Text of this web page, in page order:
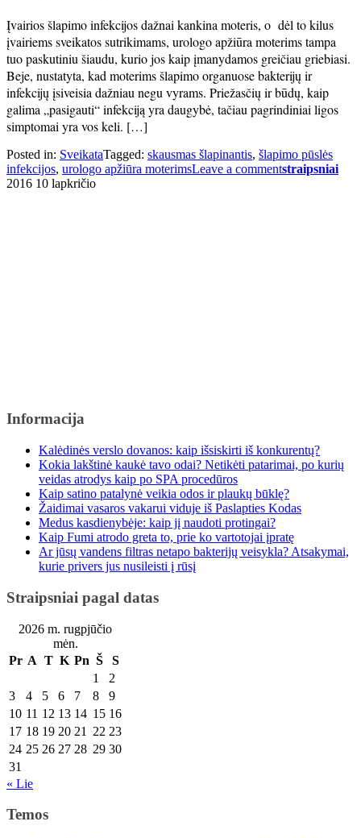
Įvairios šlapimo infekcijos dažnai kankina moteris, o dėl to kilus
įvairiems sveikatos sutrikimams, urologo apžiūra moterims tampa
tuo paskutiniu šiaudu, kurio jos kaip įmanydamos greičiau griebiasi.
Beje, nustatyta, kad moterims šlapimo organuose bakterijų ir
infekcijų įsiveisia dažniau negu vyrams. Priežasčių ir būdų, kaip
galima „pasigauti“ infekciją yra daugybė, tačiau pagrindiniai ligos
simptomai yra vos keli. […]
Posted in: SveikataTagged: skausmas šlapinantis, šlapimo pūslės
infekcijos, urologo apžiūra moterimsLeave a commentstraipsniai
2016 10 lapkričio
Informacija
Kalėdinės verslo dovanos: kaip išsiskirti iš konkurentų?
Kokia lakštinė kaukė tavo odai? Netikėti patarimai, po kurių
veidas atrodys kaip po SPA procedūros
Kaip satino patalynė veikia odos ir plaukų būklę?
Žaidimai vasaros vakarui viduje iš Paslapties Kodas
Medus kasdienybėje: kaip jį naudoti protingai?
Kaip Fumi atrodo greta to, prie ko vartotojai įpratę
Ar jūsų vandens filtras netapo bakterijų veisykla? Atsakymai,
kurie privers jus nusileisti į rūsį
Straipsniai pagal datas
2026 m. rugpjūčio
mėn.
Pr A T K Pn Š
S
1
2
3
4 5 6 7 8
9
10 11 12 13 14 15 16
17 18 19 20 21 22 23
24 25 26 27 28 29 30
31
« Lie
Temos